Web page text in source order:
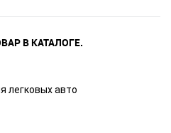
В КАТАЛОГЕ.
легковых авто